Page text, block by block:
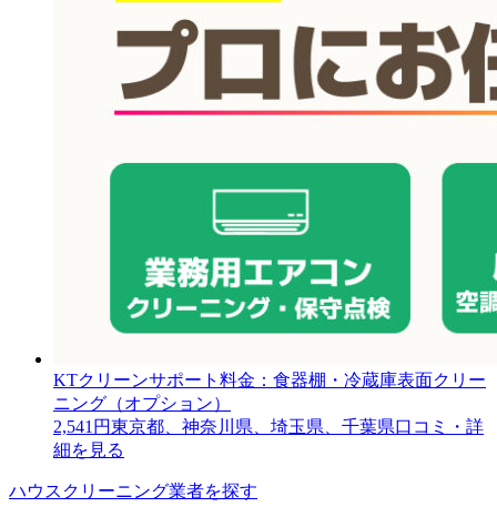
KTクリーンサポート 料金：食器棚・冷蔵庫表面クリー
ニング（オプション）
2,541円東京都、神奈川県、埼玉県、千葉県口コミ・詳
細を見る
ハウスクリーニング業者を探す